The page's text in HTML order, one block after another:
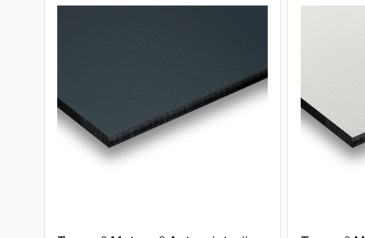
De prijs is afhankelijk van de gekozen opties op de
De prijs is